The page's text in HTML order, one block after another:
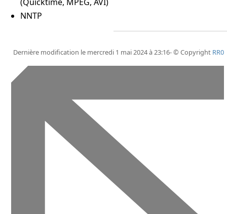
NNTP
Dernière modification le mercredi 1 mai 2024 à 23:16- © Copyright RR0